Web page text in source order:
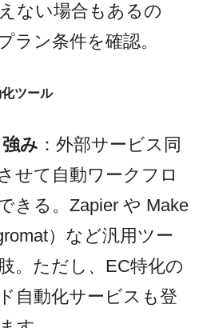
ない場合もあるの
ラン条件を確認。
ツール
み ：外部サービス同
せて自動ワークフロ
きる。Zapier や Make
）など汎用ツー
。ただし、EC特化の
自動化サービスも登